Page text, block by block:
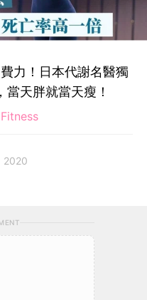
力！日本代謝名醫獨
天胖就當天瘦！
2020